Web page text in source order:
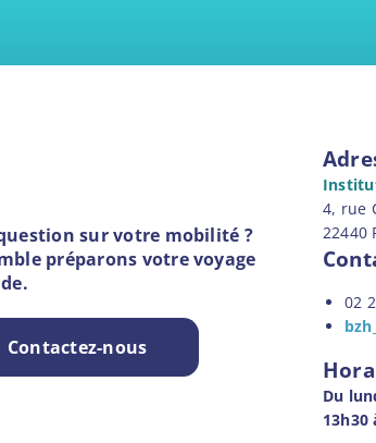
sur votre mobilité ?
préparons votre voyage
Contactez-nous
4, rue
22440
02
Du
13h30